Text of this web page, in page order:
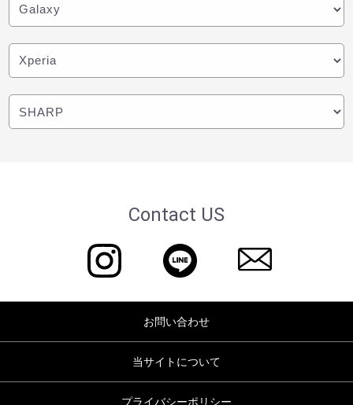
Contact US
お問い合わせ
当サイトについて
プライバシーポリシー